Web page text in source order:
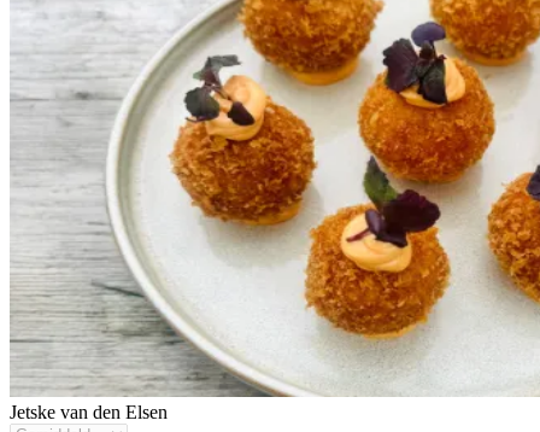
Jetske van den Elsen